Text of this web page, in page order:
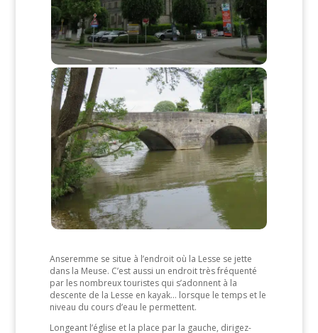
Anseremme se situe à l’endroit où la Lesse se jette
dans la Meuse. C’est aussi un endroit très fréquenté
par les nombreux touristes qui s’adonnent à la
descente de la Lesse en kayak… lorsque le temps et le
niveau du cours d’eau le permettent.
Longeant l’église et la place par la gauche, dirigez-